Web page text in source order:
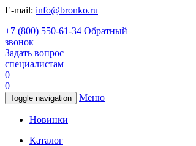
E-mail: info@bronko.ru
+7 (800) 550-61-34 Обратный
звонок
Задать вопрос
специалистам
0
0
Toggle navigation Меню
Новинки
Каталог